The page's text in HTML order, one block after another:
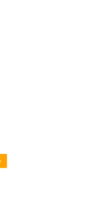
۵ درصد